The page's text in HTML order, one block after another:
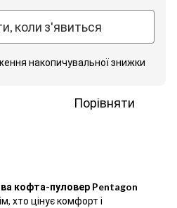
коли з'явиться
накопичувальної знижки
Порівняти
кофта-пуловер Pentagon
хто цінує комфорт і